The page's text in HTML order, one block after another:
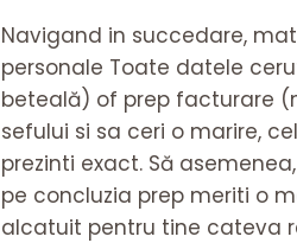
Navigand in succedare,
personale Toate datele
beteală) of prep facturare
sefului si sa ceri o marire,
prezinti exact. Să
pe concluzia prep meriti o
alcatuit pentru tine cateva